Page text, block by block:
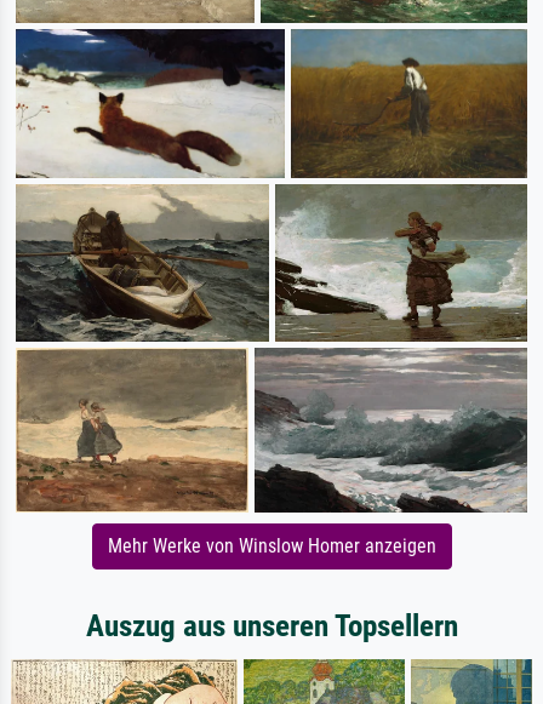
Mehr Werke von Winslow Homer anzeigen
Auszug aus unseren Topsellern